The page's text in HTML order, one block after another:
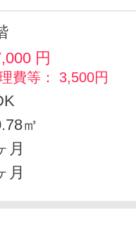
円
費等： 3,500円
㎡
月
月